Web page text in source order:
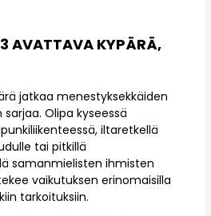
3 AVATTAVA KYPÄRÄ,
jatkaa menestyksekkäiden
Olipa kyseessä
iltaretkellä
tai pitkillä
samanmielisten ihmisten
vaikutuksen erinomaisilla
tarkoituksiin.